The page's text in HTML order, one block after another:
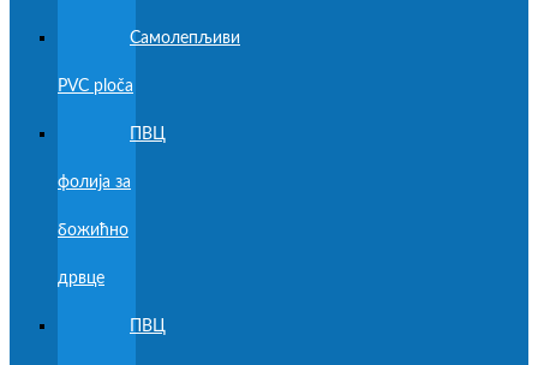
Самолепљиви
PVC ploča
ПВЦ
фолија за
божићно
дрвце
ПВЦ